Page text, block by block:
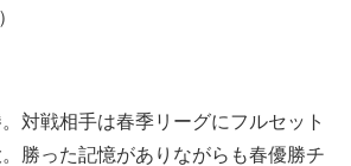
対戦相手は春季リーグにフルセット
勝った記憶がありながらも春優勝チ